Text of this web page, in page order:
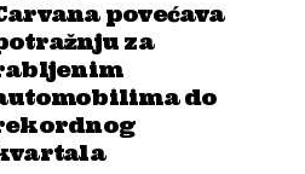
povećava
za
do